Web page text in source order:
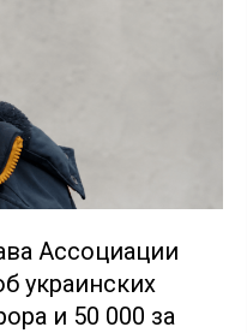
Ассоциации
украинских
и 50 000 за